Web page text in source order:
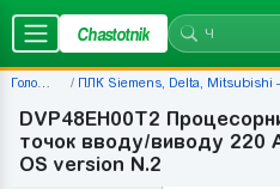
Chastotnik
Головна ПЛК Siemens, Delta, Mitsubishi —
DVP48EH00T2
точок вводу/виводу 220
OS version N.2